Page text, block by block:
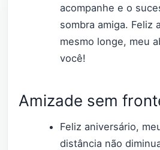
acompanhe e o
sombra amiga. Feliz
mesmo longe, meu
você!
Amizade sem
Feliz aniversário,
distância não